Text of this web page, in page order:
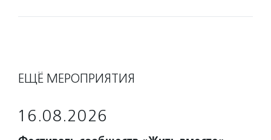
ЕЩЁ МЕРОПРИЯТИЯ
16.08.2026